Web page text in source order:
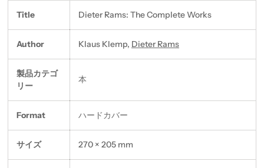
Title
Dieter Rams: The Complete Works
Author Klaus Klemp, Dieter Rams
製品カテゴ
リー
本
Format ハードカバー
サイズ 270 × 205 mm